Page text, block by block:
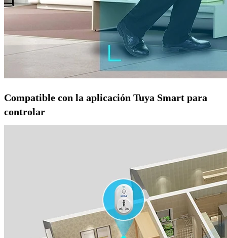
Compatible con la aplicación Tuya Smart para
controlar